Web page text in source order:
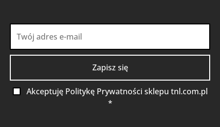
Akceptuję Politykę Prywatności sklepu tnl.com.pl
*